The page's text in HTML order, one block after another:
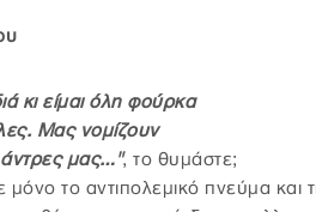
κι είμαι όλη φούρκα
Μας νομίζουν
άντρες μας…", το θυμάστε;
μόνο το αντιπολεμικό πνεύμα και